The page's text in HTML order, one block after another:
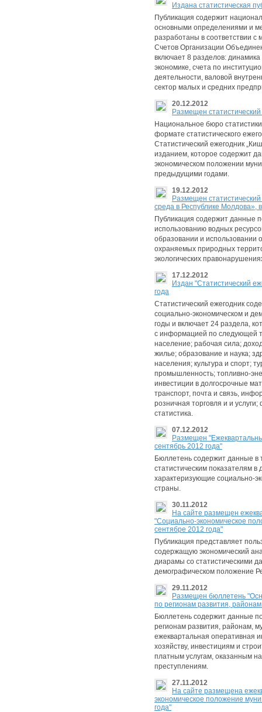
Изданa статистическая
Публикация содержит
основными определениями и
разработаны в соответствии
Счетов Организации
включает 8 разделов:
экономике, счета по
деятельности, валовой
сектор малых и средних
20.12.2012
Размещен
Национальное бюро
формате статистического
Статистический ежегодник
изданием, которое содержит
экономическом положении
предыдущими годами.
19.12.2012
Размещен
среда в Республике Молдова»,
Публикация содержит данные
использованию водных
образовании и использовании
охраняемых природных
экологических
17.12.2012
Издан "Статистический
года
Статистический ежегодник
социально-экономическом и
годы и включает 24 раздела,
с информацией по следующей
население; рабочая сила;
жилье; образование и наука;
населения; культура и спорт;
промышленность; топливно-
инвестиции в долгосрочные
транспорт, почта и связь,
розничная торговля и и
статистика.
07.12.2012
Размещен
сентябрь 2012 года"
Бюллетень содержит данные
статистическим показателям
характеризующие социально-
страны.
30.11.2012
На сайте pазмещен
"Социально-экономическое
сентябре 2012 года"
Публикация представляет
содержащую экономический
диарамы со статистическими
демографическом положение
29.11.2012
Размещен бюллетень
по регионам развития,
Бюллетень содержит данные
регионам развития, районам,
ежеквартальная оперативная
хозяйству, инвестициям и
платным услугам, оказанным
преступлениям.
27.11.2012
На сайте размещена
экономическое положение
года"